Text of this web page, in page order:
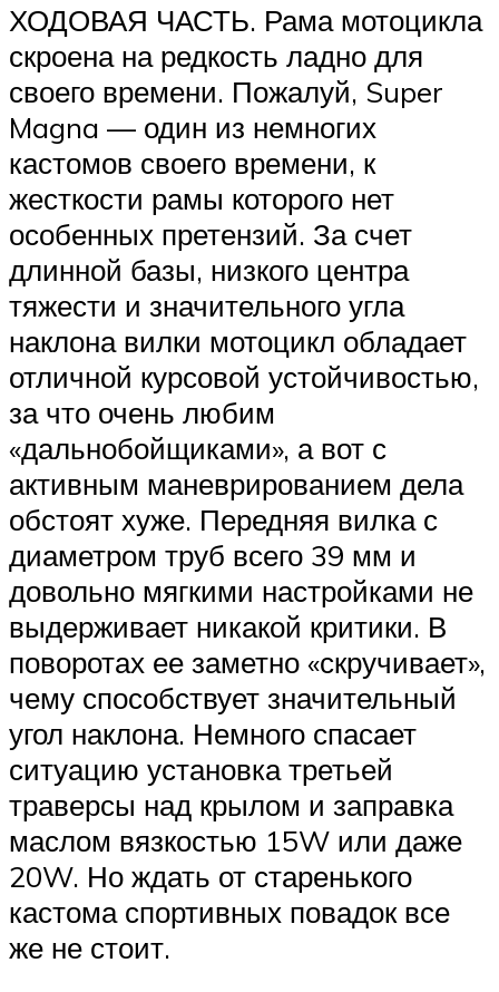
ХОДОВАЯ ЧАСТЬ. Рама мотоцикла
скроена на редкость ладно для
своего времени. Пожалуй, Super
Magna — один из немногих
кастомов своего времени, к
жесткости рамы которого нет
особенных претензий. За счет
длинной базы, низкого центра
тяжести и значительного угла
наклона вилки мотоцикл обладает
отличной курсовой устойчивостью,
за что очень любим
«дальнобойщиками», а вот с
активным маневрированием дела
обстоят хуже. Передняя вилка с
диаметром труб всего 39 мм и
довольно мягкими настройками не
выдерживает никакой критики. В
поворотах ее заметно «скручивает»,
чему способствует значительный
угол наклона. Немного спасает
ситуацию установка третьей
траверсы над крылом и заправка
маслом вязкостью 15W или даже
20W. Но ждать от старенького
кастома спортивных повадок все
же не стоит.